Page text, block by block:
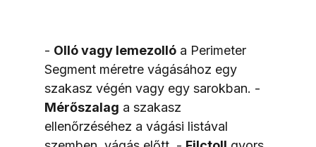
- Olló vagy lemezolló a Perimeter
Segment méretre vágásához egy
szakasz végén vagy egy sarokban. -
Mérőszalag a szakasz
ellenőrzéséhez a vágási listával